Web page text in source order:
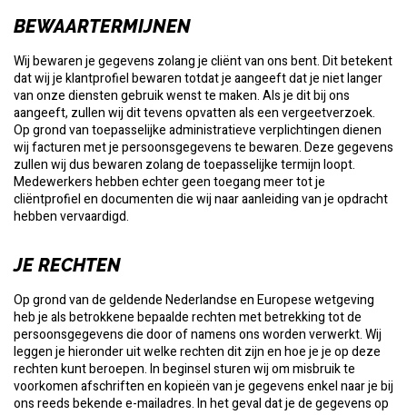
BEWAARTERMIJNEN
Wij bewaren je gegevens zolang je cliënt van ons bent. Dit betekent
dat wij je klantprofiel bewaren totdat je aangeeft dat je niet langer
van onze diensten gebruik wenst te maken. Als je dit bij ons
aangeeft, zullen wij dit tevens opvatten als een vergeetverzoek.
Op grond van toepasselijke administratieve verplichtingen dienen
wij facturen met je persoonsgegevens te bewaren. Deze gegevens
zullen wij dus bewaren zolang de toepasselijke termijn loopt.
Medewerkers hebben echter geen toegang meer tot je
cliëntprofiel en documenten die wij naar aanleiding van je opdracht
hebben vervaardigd.
JE RECHTEN
Op grond van de geldende Nederlandse en Europese wetgeving
heb je als betrokkene bepaalde rechten met betrekking tot de
persoonsgegevens die door of namens ons worden verwerkt. Wij
leggen je hieronder uit welke rechten dit zijn en hoe je je op deze
rechten kunt beroepen. In beginsel sturen wij om misbruik te
voorkomen afschriften en kopieën van je gegevens enkel naar je bij
ons reeds bekende e-mailadres. In het geval dat je de gegevens op